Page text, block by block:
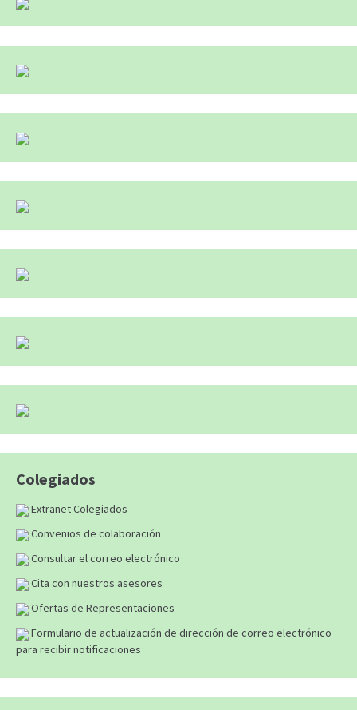
Colegiados
Extranet Colegiados
Convenios de colaboración
Consultar el correo electrónico
Cita con nuestros asesores
Ofertas de Representaciones
Formulario de actualización de dirección de correo electrónico
para recibir notificaciones